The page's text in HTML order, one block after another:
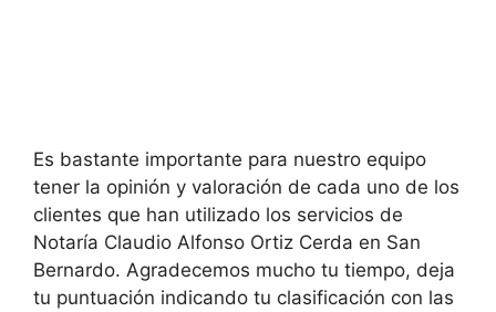
Es bastante importante para nuestro equipo
tener la opinión y valoración de cada uno de los
clientes que han utilizado los servicios de
Notaría Claudio Alfonso Ortiz Cerda en San
Bernardo. Agradecemos mucho tu tiempo, deja
tu puntuación indicando tu clasificación con las